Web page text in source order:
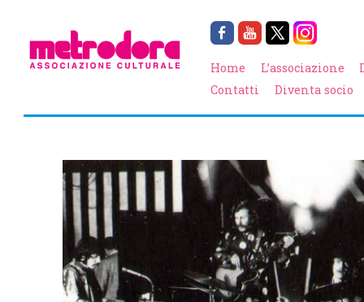
Home L’associazione
Contatti
Diventa socio